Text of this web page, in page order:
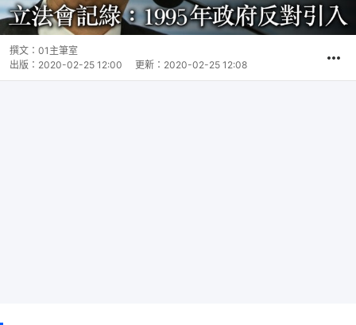
撰文： 01主筆室
出版： 2020-02-25 12:00 更新： 2020-02-25 12:08